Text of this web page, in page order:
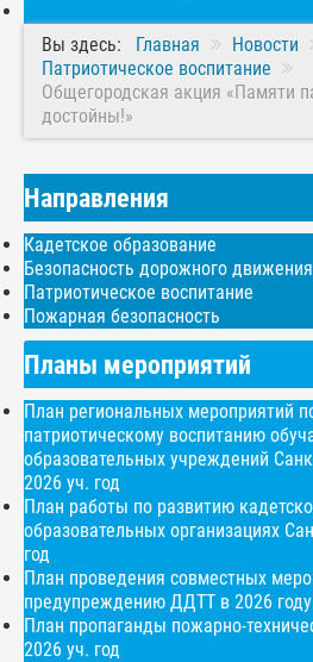
Вы здесь: Главная
Новости
Патриотическое воспитание
Общегородская акция «Памяти
достойны!»
Направления
Кадетское образование
Безопасность дорожного движения
Патриотическое воспитание
Пожарная безопасность
Планы мероприятий
План региональных мероприятий
патриотическому воспитанию
образовательных учреждений
2026 уч. год
План работы по развитию
образовательных организациях
год
План проведения совместных
предупреждению ДДТТ в 2026 году
План пропаганды пожарно-
2026 уч. год